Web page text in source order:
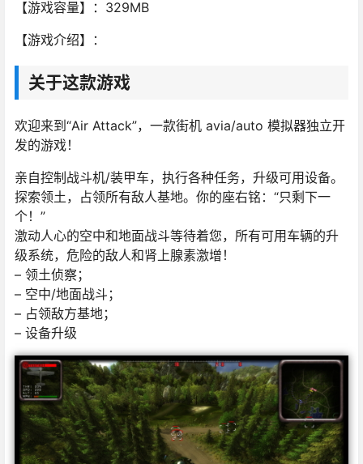
【游戏容量】：329MB
【游戏介绍】：
关于这款游戏
欢迎来到“Air Attack”，一款街机 avia/auto 模拟器独立开
发的游戏！
亲自控制战斗机/装甲车，执行各种任务，升级可用设备。
探索领土，占领所有敌人基地。你的座右铭：“只剩下一
个！”
激动人心的空中和地面战斗等待着您，所有可用车辆的升
级系统，危险的敌人和肾上腺素激增！
– 领土侦察；
– 空中/地面战斗；
– 占领敌方基地；
– 设备升级